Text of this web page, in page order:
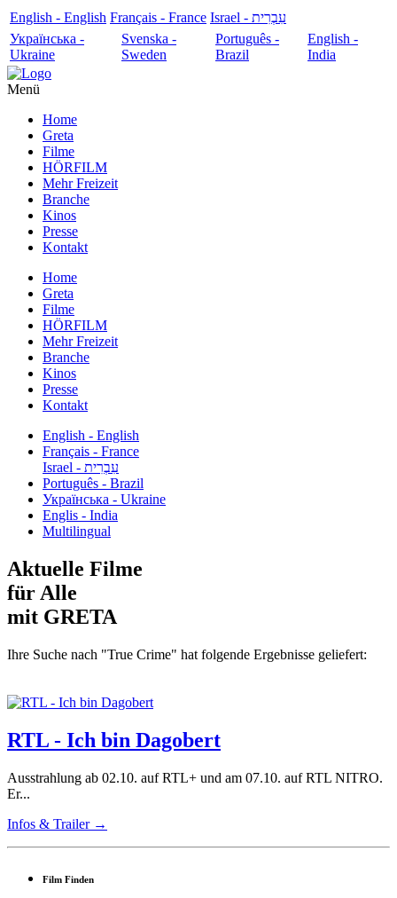
English - English Français - France
עִבְרִית - Israel
Українська -
Ukraine
Svenska -
Sweden
Português -
Brazil
English -
India
Menü
Home
Greta
Filme
HÖRFILM
Mehr Freizeit
Branche
Kinos
Presse
Kontakt
Home
Greta
Filme
HÖRFILM
Mehr Freizeit
Branche
Kinos
Presse
Kontakt
English - English
Français - France
עִבְרִית - Israel
Português - Brazil
Українська - Ukraine
Englis - India
Multilingual
Aktuelle Filme
für Alle
mit GRETA
Ihre Suche nach "True Crime" hat folgende Ergebnisse geliefert:
RTL - Ich bin Dagobert
Ausstrahlung ab 02.10. auf RTL+ und am 07.10. auf RTL NITRO.
Er...
Infos & Trailer →
Film Finden